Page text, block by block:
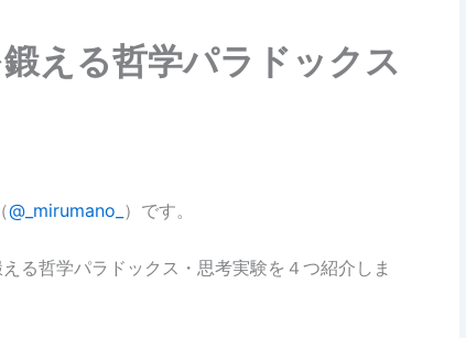
える哲学パラドックス
@_mirumano_ ）です。
る哲学パラドックス・思考実験を４つ紹介しま